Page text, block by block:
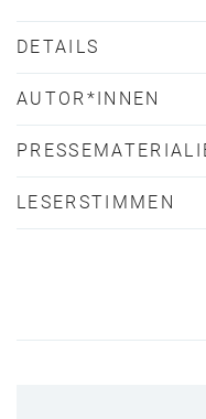
DETAILS
AUTOR*INNEN
LESERSTIMMEN